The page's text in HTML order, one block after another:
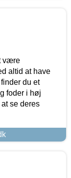
være
altid at have
du et
foder i høj
se deres